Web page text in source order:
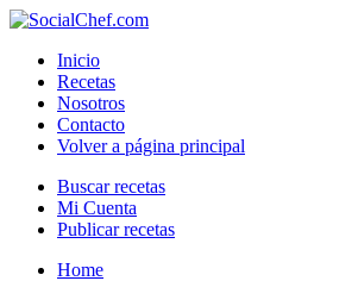
Inicio
Recetas
Nosotros
Contacto
Volver a página principal
Buscar recetas
Mi Cuenta
Publicar recetas
Home